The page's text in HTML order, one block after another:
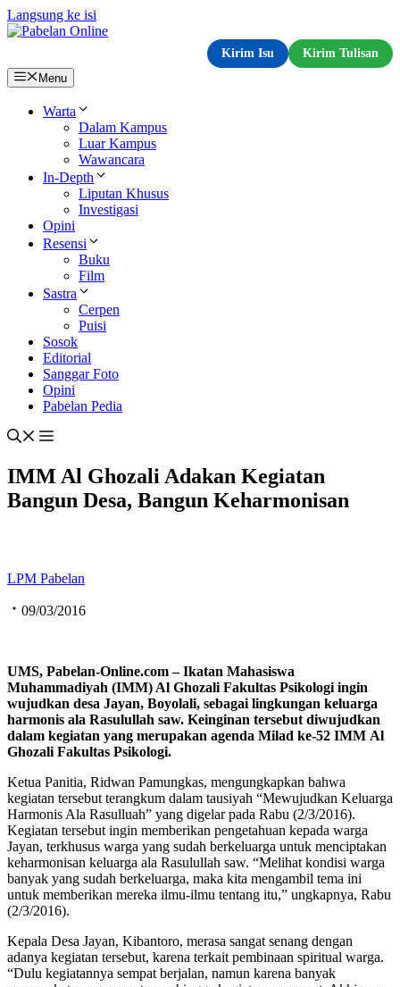
Langsung ke isi
Kirim Isu
Kirim Tulisan
Menu
Warta
Dalam Kampus
Luar Kampus
Wawancara
In-Depth
Liputan Khusus
Investigasi
Opini
Resensi
Buku
Film
Sastra
Cerpen
Puisi
Sosok
Editorial
Sanggar Foto
Opini
Pabelan Pedia
IMM Al Ghozali Adakan Kegiatan
Bangun Desa, Bangun Keharmonisan
LPM Pabelan
09/03/2016
UMS, Pabelan-Online.com –Ikatan Mahasiswa
Muhammadiyah (IMM) Al Ghozali Fakultas Psikologi ingin
wujudkan desa Jayan, Boyolali, sebagai lingkungan keluarga
harmonis ala Rasulullah saw. Keinginan tersebut diwujudkan
dalam kegiatan yang merupakan agenda Milad ke-52 IMM Al
Ghozali Fakultas Psikologi.
Ketua Panitia, Ridwan Pamungkas, mengungkapkan bahwa
kegiatan tersebut terangkum dalam tausiyah “Mewujudkan Keluarga
Harmonis Ala Rasulluah” yang digelar pada Rabu (2/3/2016).
Kegiatan tersebut ingin memberikan pengetahuan kepada warga
Jayan, terkhusus warga yang sudah berkeluarga untuk menciptakan
keharmonisan keluarga ala Rasulullah saw. “Melihat kondisi warga
banyak yang sudah berkeluarga, maka kita mengambil tema ini
untuk memberikan mereka ilmu-ilmu tentang itu,” ungkapnya, Rabu
(2/3/2016).
Kepala Desa Jayan, Kibantoro, merasa sangat senang dengan
adanya kegiatan tersebut, karena terkait pembinaan spiritual warga.
“Dulu kegiatannya sempat berjalan, namun karena banyak